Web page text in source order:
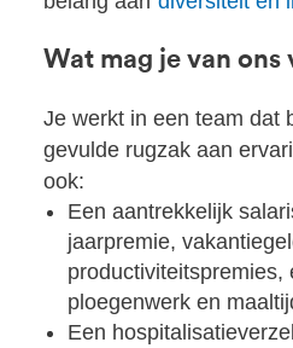
Wat mag je van
Je werkt in een team dat
gevulde rugzak aan
ook:
Een aantrekkelijk
jaarpremie,
productiviteitspremies,
ploegenwerk en
Een